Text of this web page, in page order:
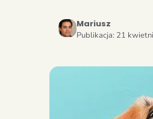
Mariusz
Publikacja: 21